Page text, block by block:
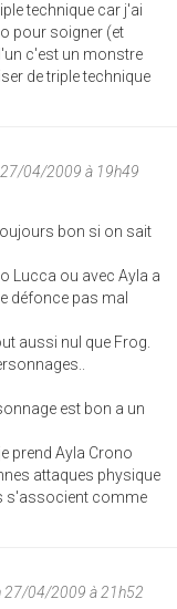
technique car j'ai
pour soigner (et
c'est un monstre
de triple technique
27/04/2009 à 19h49
bon si on sait
Lucca ou avec Ayla a
défonce pas mal
aussi nul que Frog.
est bon a un
prend Ayla Crono
attaques physique
s'associent comme
27/04/2009 à 21h52